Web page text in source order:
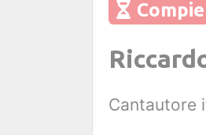
Cantautore